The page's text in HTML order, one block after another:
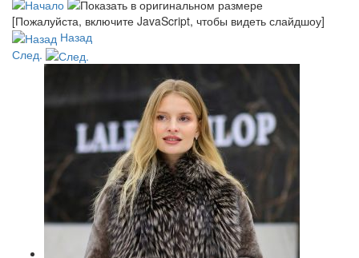
[Пожалуйста, включите JavaScript, чтобы видеть слайдшоу]
Назад
След.